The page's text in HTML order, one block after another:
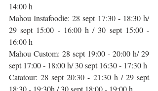
14:00 h
Mahou Instafoodie: 28 sept 17:30 - 18:30 h/
29 sept 15:00 - 16:00 h / 30 sept 15:00 -
16:00 h
Mahou Custom: 28 sept 19:00 - 20:00 h/ 29
sept 17:00 - 18:00 h/ 30 sept 16:30 - 17:30 h
Catatour: 28 sept 20:30 - 21:30 h / 29 sept
18:30 - 19:30h / 30 sept 18:00 - 19:00 h